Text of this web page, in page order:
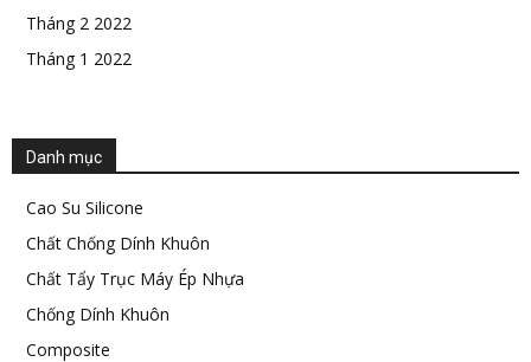
Tháng 2 2022
Tháng 1 2022
Danh mục
Cao Su Silicone
Chất Chống Dính Khuôn
Chất Tẩy Trục Máy Ép Nhựa
Chống Dính Khuôn
Composite